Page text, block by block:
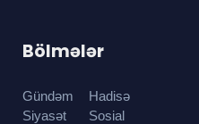
Bölmələr
Gündəm
Siyasət
Hadisə
Sosial